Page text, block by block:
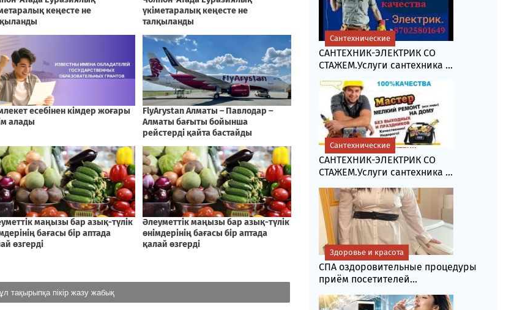
тақырыпқа пікір жазу жабық
САНТЕХНИК-ЭЛЕКТРИК СО
СТАЖЕМ.Услуги сантехника ...
Сантехнические
САНТЕХНИК-ЭЛЕКТРИК СО
СТАЖЕМ.Услуги сантехника ...
Сантехнические
СПА оздоровительные процедуры
приём посетителей...
Здоровье и красота